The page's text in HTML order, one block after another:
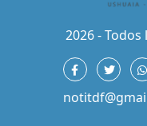
2026 -